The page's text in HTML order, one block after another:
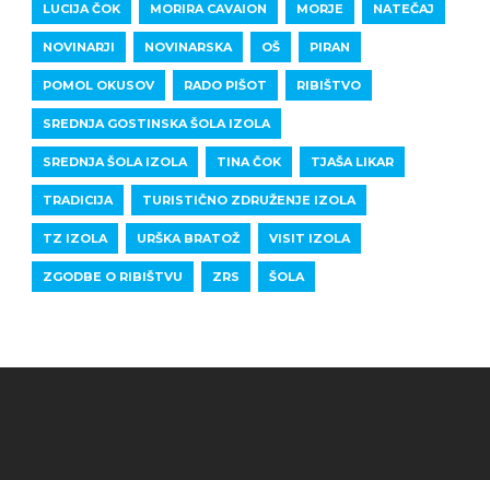
LUCIJA ČOK MORIRA CAVAION MORJE NATEČAJ
NOVINARJI NOVINARSKA OŠ PIRAN
POMOL OKUSOV RADO PIŠOT RIBIŠTVO
SREDNJA GOSTINSKA ŠOLA IZOLA
SREDNJA ŠOLA IZOLA TINA ČOK TJAŠA LIKAR
TRADICIJA TURISTIČNO ZDRUŽENJE IZOLA
TZ IZOLA URŠKA BRATOŽ VISIT IZOLA
ZGODBE O RIBIŠTVU ZRS ŠOLA